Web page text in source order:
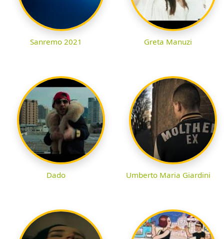
Sanremo 2021 Greta Manuzi
Dado Umberto Maria Giardini